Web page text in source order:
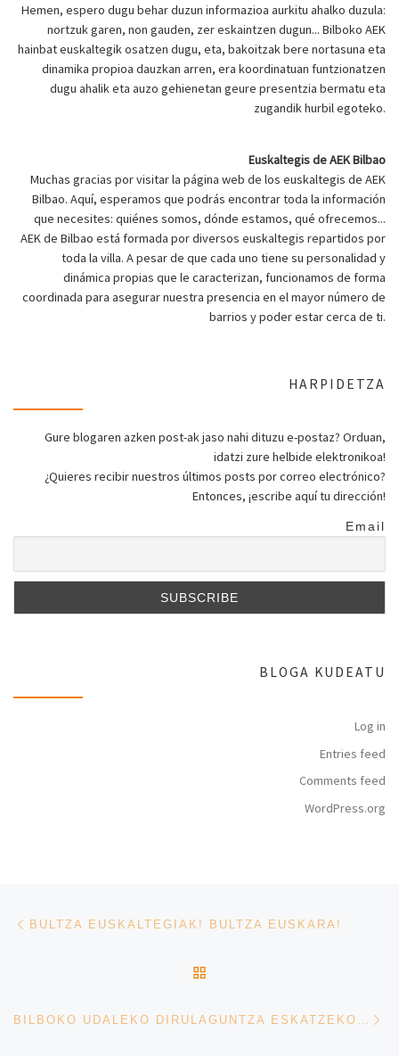
Hemen, espero dugu behar duzun informazioa aurkitu ahalko duzula:
nortzuk garen, non gauden, zer eskaintzen dugun... Bilboko AEK
hainbat euskaltegik osatzen dugu, eta, bakoitzak bere nortasuna eta
dinamika propioa dauzkan arren, era koordinatuan funtzionatzen
dugu ahalik eta auzo gehienetan geure presentzia bermatu eta
zugandik hurbil egoteko.
Euskaltegis de AEK Bilbao
Muchas gracias por visitar la página web de los euskaltegis de AEK
Bilbao. Aquí, esperamos que podrás encontrar toda la información
que necesites: quiénes somos, dónde estamos, qué ofrecemos...
AEK de Bilbao está formada por diversos euskaltegis repartidos por
toda la villa. A pesar de que cada uno tiene su personalidad y
dinámica propias que le caracterizan, funcionamos de forma
coordinada para asegurar nuestra presencia en el mayor número de
barrios y poder estar cerca de ti.
HARPIDETZA
Gure blogaren azken post-ak jaso nahi dituzu e-postaz? Orduan,
idatzi zure helbide elektronikoa!
¿Quieres recibir nuestros últimos posts por correo electrónico?
Entonces, ¡escribe aquí tu dirección!
Email
BLOGA KUDEATU
Log in
Entries feed
Comments feed
WordPress.org
Post navigation
BULTZA EUSKALTEGIAK! BULTZA EUSKARA!